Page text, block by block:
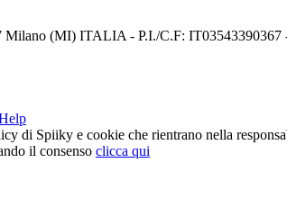
Milano (MI) ITALIA - P.I./C.F:
di Spiiky e cookie che rientrano nella
il consenso clicca qui